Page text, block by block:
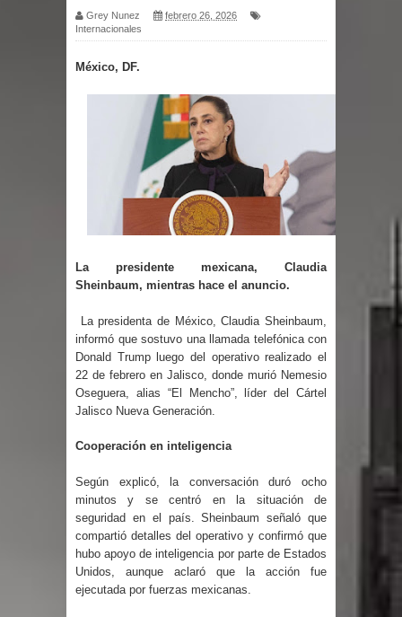
por un delicado problema cardíaco
Abel Martínez llama a los
dominicanos a unirse para sacar al
PRM del Gobierno
Tres detenidos tras detectarse una
presunta estafa contra el
nuevas autoridades
El expresidente peruano Ollanta
Humala queda en libertad tras la
anulación de condena de 15 años por
lavado
DIGEIG y Liga Municipal Dominicana
impulsan nuevas metas de
transparencia a través SISMAP
Grey Nunez
febrero 26, 2026
Internacionales
México, DF.
La presidente mexicana, Claudia
Sheinbaum, mientras hace el anuncio.
La presidenta de México, Claudia Sheinbaum,
informó que sostuvo una llamada telefónica con
Donald Trump luego del operativo realizado el
22 de febrero en Jalisco, donde murió Nemesio
Oseguera, alias “El Mencho”, líder del Cártel
Jalisco Nueva Generación.
Cooperación en inteligencia
Según explicó, la conversación duró ocho
minutos y se centró en la situación de
seguridad en el país. Sheinbaum señaló que
compartió detalles del operativo y confirmó que
hubo apoyo de inteligencia por parte de Estados
Unidos, aunque aclaró que la acción fue
ejecutada por fuerzas mexicanas.